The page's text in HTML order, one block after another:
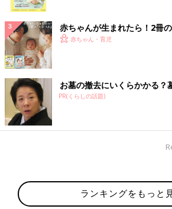
赤ちゃんが生まれたら！2冊の
赤ちゃん・育児
お墓の撤去にいくらかかる？
PR(くらしの話題)
ランキングをもっと